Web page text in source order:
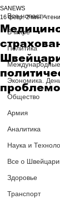
Все новости
В мире
Политика
Экономика.
Общество
Армия
Аналитика
Наука и
Все о
Здоровье
Транспорт
SANEWS
16 февр. 2 мин.